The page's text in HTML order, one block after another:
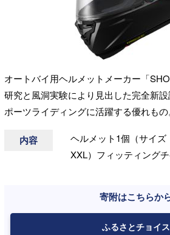
オートバイ用ヘルメットメーカー「
研究と風洞実験により見出した完全新
ポーツライディングに活躍する優れもの
内容
ヘルメット1個（サイ
XXL）フィッティング
寄附はこちらか
ふるさとチョイス